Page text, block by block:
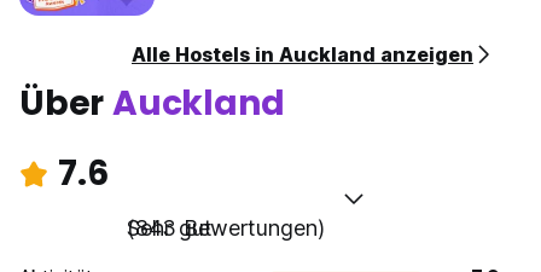
Alle Hostels in Auckland anzeigen
ÜberAuckland
7.6
Sehr gut
(843 Bewertungen)